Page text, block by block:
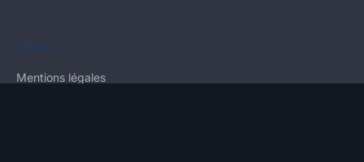
LÉGAL
Mentions légales